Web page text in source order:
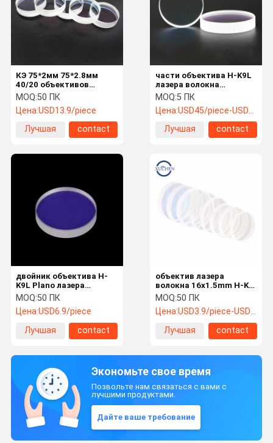
КЭ 75*2мм 75*2.8мм
40/20 объективов
лазера волокна
защитных
MOQ:50 ПК
Цена:USD13.9/piece
Лучшая
contact
части объектива H-K9L
лазера волокна
128*2mm защитные
круговые оптически
MOQ:5 ПК
Цена:USD45/piece-USD29/piece
Лучшая
contact
двойник объектива H-
K9L Plano лазера
волокна 1064nmAR
защитный покрыл
MOQ:50 ПК
Цена:USD6.9/piece
Лучшая
contact
объектив лазера
волокна 16x1.5mm H-K9l
защитный для машины
лазера 1550nm
MOQ:50 ПК
Цена:USD3.9/piece-USD1.9/piece
Лучшая
contact
Экономьте свое время
Позвольте нам связаться с вами с
лучшими продуктами.
Дайте ваше требование